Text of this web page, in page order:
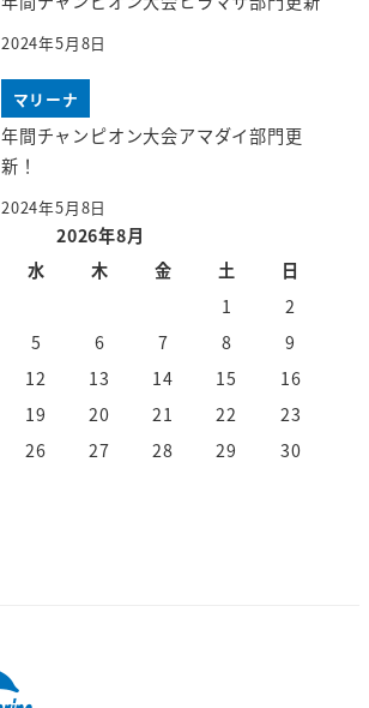
2024年5月8日
マリーナ
年間チャンピオン大会アマダイ部門更
新！
2024年5月8日
2026年8月
水 木 金 土
日
1
2
5 6 7 8
9
12 13 14 15
16
19 20 21 22
23
26 27 28 29
30